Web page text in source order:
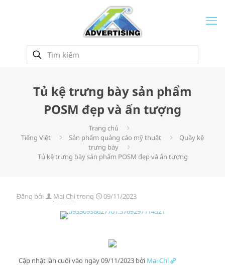
Tủ kệ trưng bày sản phẩm
POSM đẹp và ấn tượng
Trang chủ
Tiếng Việt
Sản phẩm quảng cáo mỹ thuật
Quầy kệ
trưng bày
Tủ kệ trưng bày sản phẩm POSM đẹp và ấn tượng
Đăng bởi Mai Chi trong 09/11/2023
Cập nhật lần cuối vào ngày 09/11/2023 bởi Mai Chi